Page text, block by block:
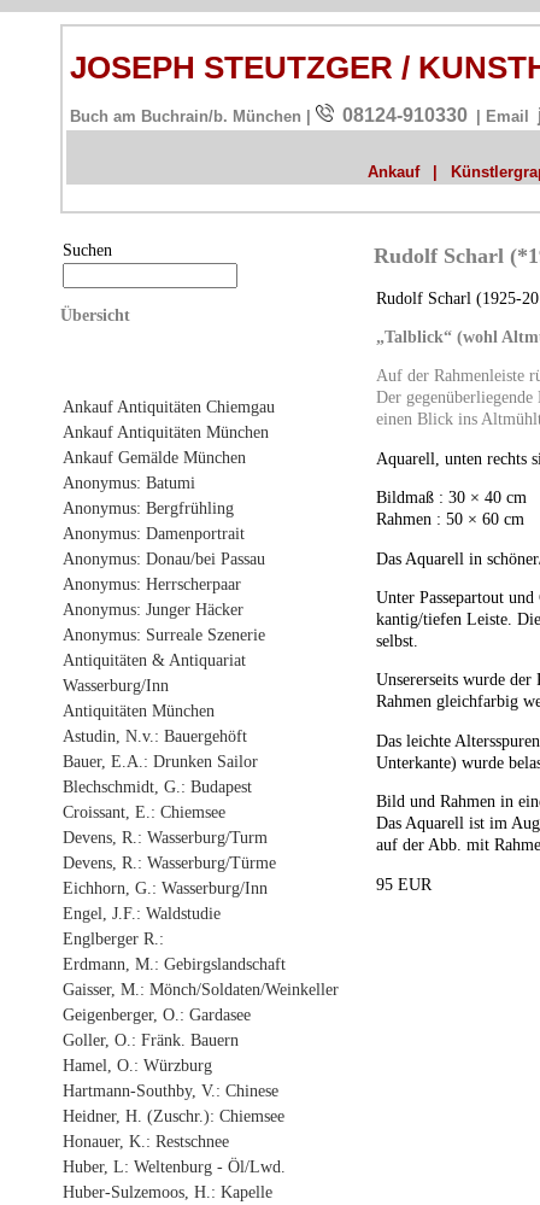
JOSEPH STEUTZGER /
Buch am Buchrain/b. München | 08124-910330 | Email
Ankauf
Suchen
Übersicht
Ankauf Antiquitäten Chiemgau
Ankauf Antiquitäten München
Ankauf Gemälde München
Anonymus: Batumi
Anonymus: Bergfrühling
Anonymus: Damenportrait
Anonymus: Donau/bei Passau
Anonymus: Herrscherpaar
Anonymus: Junger Häcker
Anonymus: Surreale Szenerie
Antiquitäten & Antiquariat
Wasserburg/Inn
Antiquitäten München
Astudin, N.v.: Bauergehöft
Bauer, E.A.: Drunken Sailor
Blechschmidt, G.: Budapest
Croissant, E.: Chiemsee
Devens, R.: Wasserburg/Turm
Devens, R.: Wasserburg/Türme
Eichhorn, G.: Wasserburg/Inn
Engel, J.F.: Waldstudie
Englberger R.:
Erdmann, M.: Gebirgslandschaft
Gaisser, M.: Mönch/Soldaten/Weinkeller
Geigenberger, O.: Gardasee
Goller, O.: Fränk. Bauern
Hamel, O.: Würzburg
Hartmann-Southby, V.: Chinese
Heidner, H. (Zuschr.): Chiemsee
Honauer, K.: Restschnee
Huber, L: Weltenburg - Öl/Lwd.
Huber-Sulzemoos, H.: Kapelle
Rudolf Scharl
Rudolf Scharl (1925-
„Talblick“ (wohl
Auf der Rahmenleiste
Der gegenüberliegende
einen Blick ins
Aquarell, unten rechts
Bildmaß : 30 × 40 cm
Rahmen : 50 × 60 cm
Das Aquarell in
Unter Passepartout
kantig/tiefen Leiste.
selbst.
Unsererseits wurde der
Rahmen gleichfarbig
Das leichte
Unterkante) wurde
Bild und Rahmen in
Das Aquarell ist im
auf der Abb. mit
95 EUR